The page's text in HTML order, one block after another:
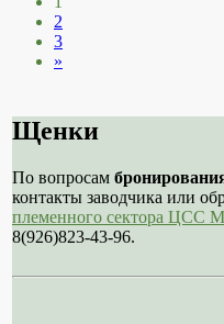
Пагинация
записей
2
3
»
Щенки
По вопросам
контакты заводчика или
племенного сектора ЦСС
8(926)823-43-96.